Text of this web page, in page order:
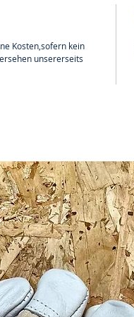
Kosten,sofern kein
unsererseits